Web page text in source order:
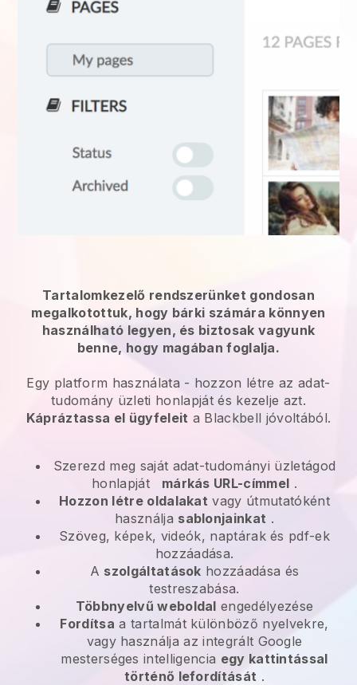
Tartalomkezelő rendszerünket gondosan
megalkotottuk, hogy bárki számára könnyen
használható legyen, és biztosak vagyunk
benne, hogy magában foglalja.
Egy platform használata - hozzon létre az adat-
tudomány üzleti honlapját és kezelje azt.
Kápráztassa el ügyfeleit a Blackbell jóvoltából.
Szerezd meg saját adat-tudományi üzletágod
honlapját
márkás URL-címmel .
Hozzon létre oldalakat vagy útmutatóként
használja sablonjainkat .
Szöveg, képek, videók, naptárak és pdf-ek
hozzáadása.
A szolgáltatások hozzáadása és
testreszabása.
Többnyelvű weboldal engedélyezése
Fordítsa a tartalmát különböző nyelvekre,
vagy használja az integrált Google
mesterséges intelligencia egy kattintással
történő lefordítását .